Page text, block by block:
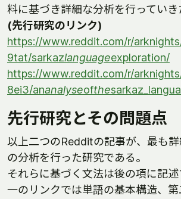
料に基づき詳細な分析を行っていき
(先行研究のリンク)
https://www.reddit.com/r/
9tat/sarkazlanguageexploration/
https://www.reddit.com/r/
8ei3/ananalyseofthe
先行研究とその問題点
以上二つのRedditの記事が、最も
の分析を行った研究である。
それらに基づく文法は後の項に記
一のリンクでは単語の基本構造、